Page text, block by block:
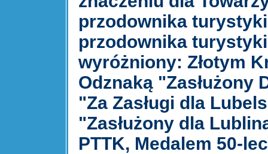
przodownika
przodownika
wyróżniony: Złotym
Odznaką "Zasłużony
"Za Zasługi dla
"Zasłużony dla
PTTK, Medalem 50-